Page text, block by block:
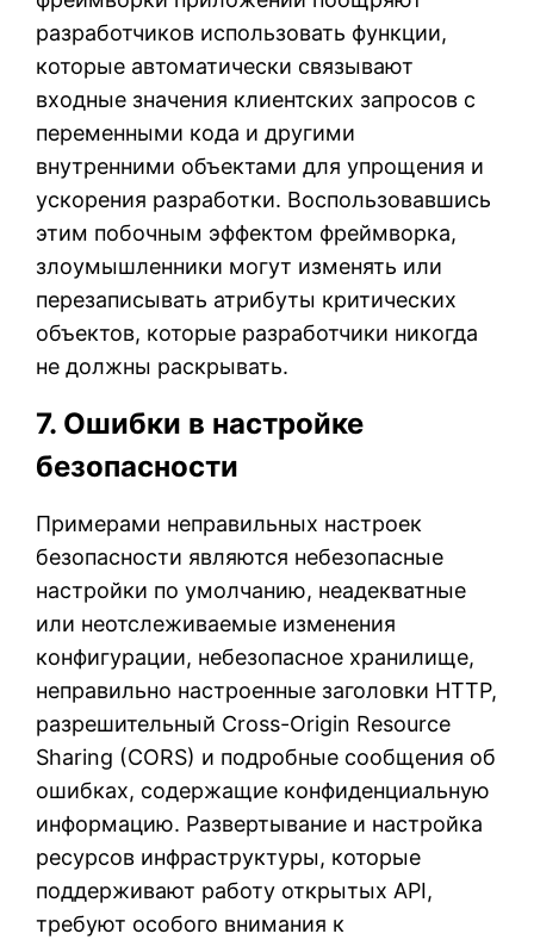
разработчиков использовать функции,
которые автоматически связывают
входные значения клиентских запросов с
переменными кода и другими
внутренними объектами для упрощения и
ускорения разработки. Воспользовавшись
этим побочным эффектом фреймворка,
злоумышленники могут изменять или
перезаписывать атрибуты критических
объектов, которые разработчики никогда
не должны раскрывать.
7. Ошибки в настройке
безопасности
Примерами неправильных настроек
безопасности являются небезопасные
настройки по умолчанию, неадекватные
или неотслеживаемые изменения
конфигурации, небезопасное хранилище,
неправильно настроенные заголовки HTTP,
разрешительный Cross-Origin Resource
Sharing (CORS) и подробные сообщения об
ошибках, содержащие конфиденциальную
информацию. Развертывание и настройка
ресурсов инфраструктуры, которые
поддерживают работу открытых API,
требуют особого внимания к